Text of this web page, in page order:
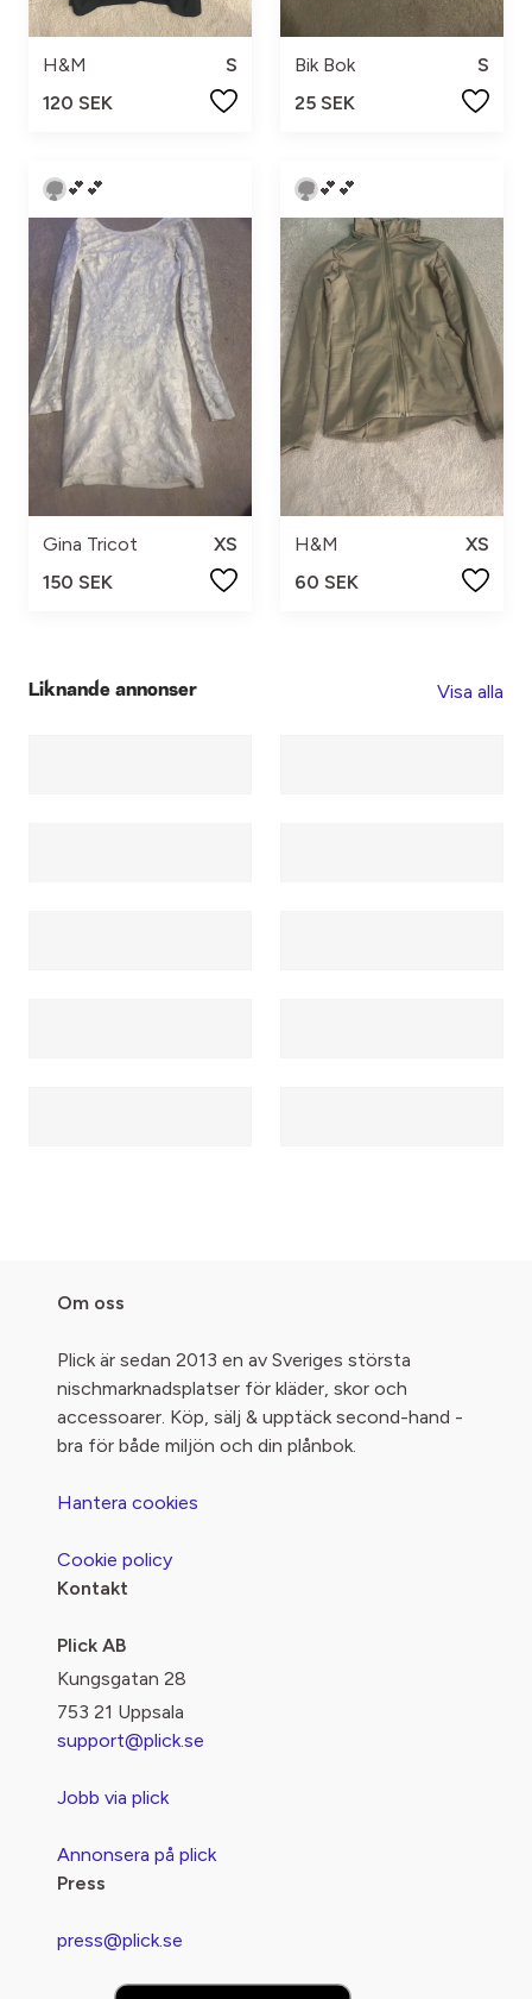
H&M
S
120 SEK
Bik Bok
S
25 SEK
💕💕
Gina Tricot
XS
150 SEK
💕💕
H&M
XS
60 SEK
Liknande annonser Visa alla
Om oss
Plick är sedan 2013 en av Sveriges största
nischmarknadsplatser för kläder, skor och
accessoarer. Köp, sälj & upptäck second-hand -
bra för både miljön och din plånbok.
Hantera cookies
Cookie policy
Kontakt
Plick AB
Kungsgatan 28
753 21 Uppsala
support@plick.se
Jobb via plick
Annonsera på plick
Press
press@plick.se